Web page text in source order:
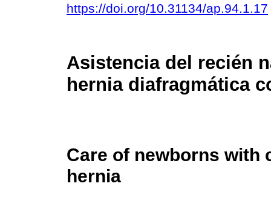
https://doi.org/10.31134/ap.94.1.17
Asistencia del recién
hernia diafragmática
Care of newborns with
hernia